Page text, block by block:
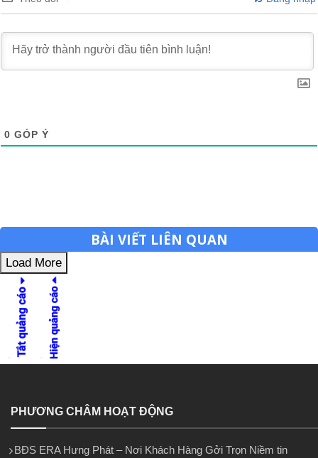
0 GÓP Ý
BÀI VIẾT LIÊN QUAN
Load More
PHƯƠNG CHÂM HOẠT ĐỘNG
BĐS ERA Hưng Phát – Nơi Khách Hàng Gởi Trọn Niềm tin